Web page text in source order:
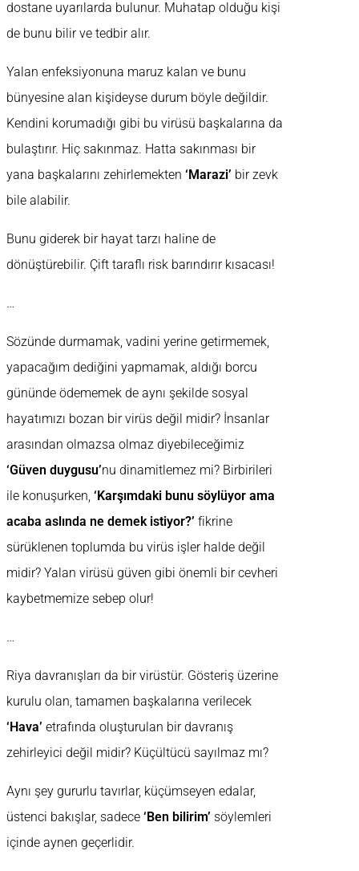
dostane uyarılarda bulunur. Muhatap olduğu kişi
de bunu bilir ve tedbir alır.
Yalan enfeksiyonuna maruz kalan ve bunu
bünyesine alan kişideyse durum böyle değildir.
Kendini korumadığı gibi bu virüsü başkalarına da
bulaştırır. Hiç sakınmaz. Hatta sakınması bir
yana başkalarını zehirlemekten ‘Marazi’ bir zevk
bile alabilir.
Bunu giderek bir hayat tarzı haline de
dönüştürebilir. Çift taraflı risk barındırır kısacası!
…
Sözünde durmamak, vadini yerine getirmemek,
yapacağım dediğini yapmamak, aldığı borcu
gününde ödememek de aynı şekilde sosyal
hayatımızı bozan bir virüs değil midir? İnsanlar
arasından olmazsa olmaz diyebileceğimiz
‘Güven duygusu’nu dinamitlemez mi? Birbirileri
ile konuşurken, ‘Karşımdaki bunu söylüyor ama
acaba aslında ne demek istiyor?’ fikrine
sürüklenen toplumda bu virüs işler halde değil
midir? Yalan virüsü güven gibi önemli bir cevheri
kaybetmemize sebep olur!
…
Riya davranışları da bir virüstür. Gösteriş üzerine
kurulu olan, tamamen başkalarına verilecek
‘Hava’ etrafında oluşturulan bir davranış
zehirleyici değil midir? Küçültücü sayılmaz mı?
Aynı şey gururlu tavırlar, küçümseyen edalar,
üstenci bakışlar, sadece ‘Ben bilirim’ söylemleri
içinde aynen geçerlidir.